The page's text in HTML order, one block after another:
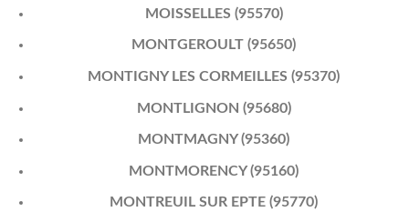
MOISSELLES (95570)
MONTGEROULT (95650)
MONTIGNY LES CORMEILLES (95370)
MONTLIGNON (95680)
MONTMAGNY (95360)
MONTMORENCY (95160)
MONTREUIL SUR EPTE (95770)